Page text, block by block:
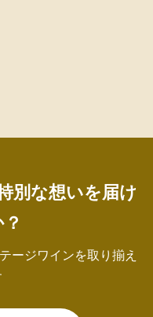
別な想いを届け
ージワインを取り揃え